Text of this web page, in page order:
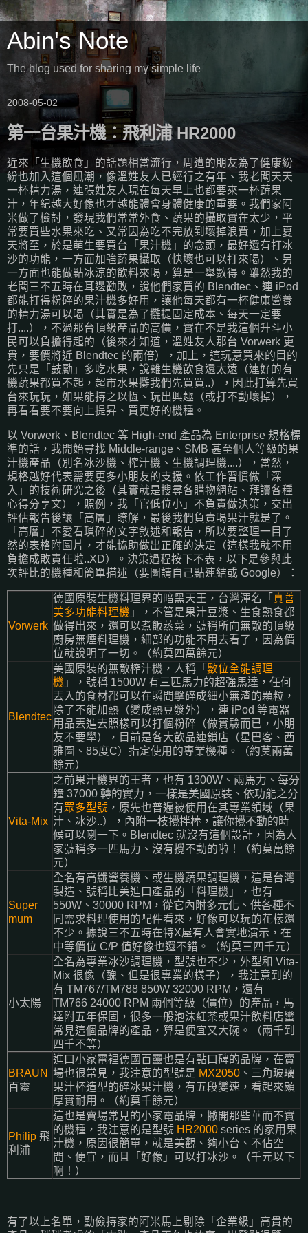
Abin's Note
The blog used for sharing my simple life
2008-05-02
第一台果汁機：飛利浦 HR2000
近來「生機飲食」的話題相當流行，周遭的朋友為了健康紛
紛也加入這個風潮，像溫姓友人已經行之有年、我老闆天天
一杯精力湯，連張姓友人現在每天早上也都要來一杯蔬果
汁，年紀越大好像也才越能體會身體健康的重要。我們家阿
米做了檢討，發現我們常常外食、蔬果的攝取實在太少，平
常要買些水果來吃、又常因為吃不完放到壞掉浪費，加上夏
天將至，於是萌生要買台「果汁機」的念頭，最好還有打冰
沙的功能，一方面加強蔬果攝取（快壞也可以打來喝）、另
一方面也能做點冰涼的飲料來喝，算是一舉數得。雖然我的
老闆三不五時在耳邊勸敗，說他們家買的 Blendtec、連 iPod
都能打得粉碎的果汁機多好用，讓他每天都有一杯健康營養
的精力湯可以喝（其實是為了攤提固定成本、每天一定要
打....），不過那台頂級產品的高價，實在不是我這個升斗小
民可以負擔得起的（後來才知道，溫姓友人那台 Vorwerk 更
貴，要價將近 Blendtec 的兩倍），加上，這玩意買來的目的
先只是「鼓勵」多吃水果，說離生機飲食還太遠（連好的有
機蔬果都買不起，超市水果攤我們先買買..），因此打算先買
台來玩玩，如果能持之以恆、玩出興趣（或打不動壞掉），
再看看要不要向上提昇、買更好的機種。
以 Vorwerk、Blendtec 等 High-end 產品為 Enterprise 規格標
準的話，我開始尋找 Middle-range、SMB 甚至個人等級的果
汁機產品（別名冰沙機、榨汁機、生機調理機....），當然，
規格越好代表需要更多小朋友的支援。依工作習慣做「深
入」的技術研究之後（其實就是搜尋各購物網站、拜讀各種
心得分享文），照例，我「官低位小」不負責做決策，交出
評估報告後讓「高層」瞭解，最後我們負責喝果汁就是了。
「高層」不愛看瑣碎的文字敘述和報告，所以要整理一目了
然的表格附圖片，才能協助做出正確的決定（這樣我就不用
負擔成敗責任啦..XD）。決策過程按下不表，以下是參與此
次評比的機種和簡單描述（要圖請自己點連結或 Google）：
Vorwerk
德國原裝生機料理界的暗黑天王，台灣渾名「 真善
美多功能料理機 」，不管是果汁豆漿、生食熟食都
做得出來，還可以煮飯蒸菜，號稱所向無敵的頂級
廚房無煙料理機，細部的功能不用去看了，因為價
位就說明了一切。（約莫四萬餘元）
Blendtec
美國原裝的無敵榨汁機，人稱「 數位全能調理
機 」，號稱 1500W 有三匹馬力的超強馬達，任何
丟入的食材都可以在瞬間擊碎成細小無渣的顆粒，
除了不能加熱（變成熱豆漿外），連 iPod 等電器
用品丟進去照樣可以打個粉碎（做實驗而已，小朋
友不要學），目前是各大飲品連鎖店（星巴客、西
雅圖、85度C）指定使用的專業機種。（約莫兩萬
餘元）
Vita-Mix
之前果汁機界的王者，也有 1300W、兩馬力、每分
鐘 37000 轉的實力，一樣是美國原裝、依功能之分
有 眾多型號 ，原先也普遍被使用在其專業領域（果
汁、冰沙..），內附一枝攪拌棒，讓你攪不動的時
候可以喇一下。Blendtec 就沒有這個設計，因為人
家號稱多一匹馬力、沒有攪不動的啦！（約莫萬餘
元）
Super
mum
全名有高纖營養機、或生機蔬果調理機，這是台灣
製造、號稱比美進口產品的「料理機」，也有
550W、30000 RPM，從它內附多元化、供各種不
同需求料理使用的配件看來，好像可以玩的花樣還
不少。據說三不五時在特X屋有人會實地演示，在
中等價位 C/P 值好像也還不錯。（約莫三四千元）
小太陽
全名為專業冰沙調理機，型號也不少，外型和 Vita-
Mix 很像（醜、但是很專業的樣子），我注意到的
有 TM767/TM788 850W 32000 RPM，還有
TM766 24000 RPM 兩個等級（價位）的產品，馬
達附五年保固，很多一般泡沫紅茶或果汁飲料店蠻
常見這個品牌的產品，算是便宜又大碗。（兩千到
四千不等）
BRAUN
百靈
進口小家電裡德國百靈也是有點口碑的品牌，在賣
場也很常見，我注意的型號是 MX2050 、三角玻璃
果汁杯造型的碎冰果汁機，有五段變速，看起來頗
厚實耐用。（約莫千餘元）
Philip 飛
利浦
這也是賣場常見的小家電品牌，撇開那些華而不實
的機種，我注意的是型號 HR2000 series 的家用果
汁機，原因很簡單，就是美觀、夠小台、不佔空
間、便宜，而且「好像」可以打冰沙。（千元以下
啊！）
有了以上名單，勤儉持家的阿米馬上剔除「企業級」高貴的